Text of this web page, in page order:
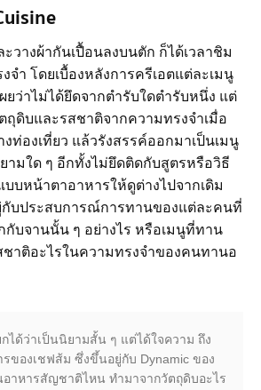
วางผ้ากันเปื้อนลงบนตัก ก็ได้เวลาชิม
จำ โดยเบื้องหลังการครีเอตแต่ละเมนู
ยว่าไม่ได้ยึดจากตำรับใดตำรับหนึ่ง แต่
ถุดิบและรสชาติจากความทรงจำเมื่อ
ท่องเที่ยว แล้วรังสรรค์ออกมาเป็นเมนู
ามใด ๆ อีกทั้งไม่ยึดติดกับสูตรหรือวิธี
บหน้าตาอาหารให้ดูต่างไปจากเดิม
บประสบการณ์การทานของแต่ละคนที่
กับจานนั้น ๆ อย่างไร หรือเมนูที่ทาน
ชาติอะไรในความทรงจำของคนทานอ
กได้ว่าเป็นนิยามสั้น ๆ แต่ได้ใจความ ถึง
รของเชฟส้ม ซึ่งขึ้นอยู่กับ Dynamic ของ
อาหารสัญชาติไหน ทำมาจากวัตถุดิบอะไร